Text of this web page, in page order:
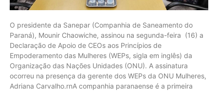
O presidente da Sanepar (Companhia de Saneamento do
Paraná), Mounir Chaowiche, assinou na segunda-feira (16) a
Declaração de Apoio de CEOs aos Princípios de
Empoderamento das Mulheres (WEPs, sigla em inglês) da
Organização das Nações Unidades (ONU). A assinatura
ocorreu na presença da gerente dos WEPs da ONU Mulheres,
Adriana Carvalho.rnA companhia paranaense é a primeira